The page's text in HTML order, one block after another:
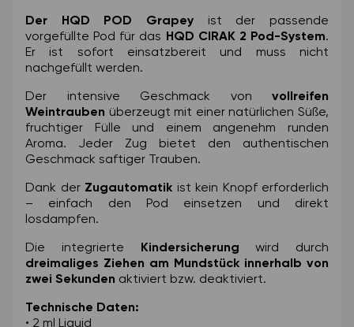
Der HQD POD Grapey ist der passende
vorgefüllte Pod für das
HQD CIRAK 2 Pod-System.
Er ist sofort einsatzbereit und muss nicht
nachgefüllt werden.
Der intensive Geschmack von vollreifen
Weintrauben überzeugt mit einer natürlichen Süße,
fruchtiger Fülle und einem angenehm runden
Aroma. Jeder Zug bietet den authentischen
Geschmack saftiger Trauben.
Dank der Zugautomatik ist kein Knopf erforderlich
– einfach den Pod einsetzen und direkt
losdampfen.
Die integrierte Kindersicherung wird durch
dreimaliges Ziehen am Mundstück innerhalb von
zwei Sekunden aktiviert bzw. deaktiviert.
Technische Daten:
• 2 ml Liquid